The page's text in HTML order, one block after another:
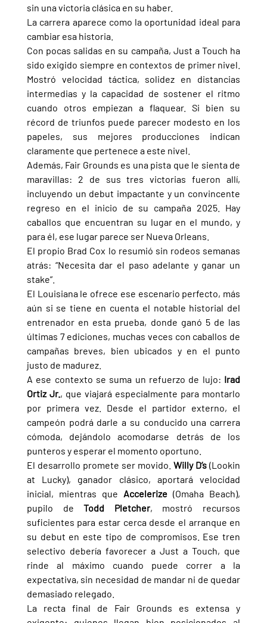
sin una victoria clásica en su haber.
La carrera aparece como la oportunidad ideal para
cambiar esa historia.
Con pocas salidas en su campaña, Just a Touch ha
sido exigido siempre en contextos de primer nivel.
Mostró velocidad táctica, solidez en distancias
intermedias y la capacidad de sostener el ritmo
cuando otros empiezan a flaquear. Si bien su
récord de triunfos puede parecer modesto en los
papeles, sus mejores producciones indican
claramente que pertenece a este nivel.
Además, Fair Grounds es una pista que le sienta de
maravillas: 2 de sus tres victorias fueron allí,
incluyendo un debut impactante y un convincente
regreso en el inicio de su campaña 2025. Hay
caballos que encuentran su lugar en el mundo, y
para él, ese lugar parece ser Nueva Orleans.
El propio Brad Cox lo resumió sin rodeos semanas
atrás: “Necesita dar el paso adelante y ganar un
stake”.
El Louisiana le ofrece ese escenario perfecto, más
aún si se tiene en cuenta el notable historial del
entrenador en esta prueba, donde ganó 5 de las
últimas 7 ediciones, muchas veces con caballos de
campañas breves, bien ubicados y en el punto
justo de madurez.
A ese contexto se suma un refuerzo de lujo: Irad
Ortiz Jr., que viajará especialmente para montarlo
por primera vez. Desde el partidor externo, el
campeón podrá darle a su conducido una carrera
cómoda, dejándolo acomodarse detrás de los
punteros y esperar el momento oportuno.
El desarrollo promete ser movido. Willy D’s (Lookin
at Lucky), ganador clásico, aportará velocidad
inicial, mientras que Accelerize (Omaha Beach),
pupilo de Todd Pletcher, mostró recursos
suficientes para estar cerca desde el arranque en
su debut en este tipo de compromisos. Ese tren
selectivo debería favorecer a Just a Touch, que
rinde al máximo cuando puede correr a la
expectativa, sin necesidad de mandar ni de quedar
demasiado relegado.
La recta final de Fair Grounds es extensa y